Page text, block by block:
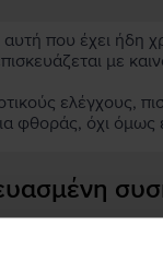
που έχει ήδη
με
ελέγχους,
φθοράς, όχι